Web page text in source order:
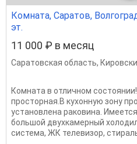
Комната, Саратов,
эт.
11 000 ₽ в месяц
Саратовская область,
Комната в отличном
просторная.В кухонную зону
установлена раковина.
большой двухкамерный
система, ЖК телевизор,